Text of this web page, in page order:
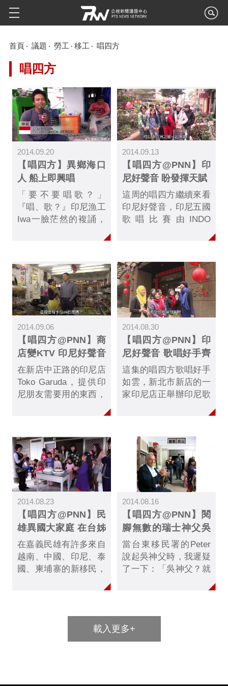
首頁 議題 勞工 移工 唱四方
唱四方
2014.09.20
【唱四方】異鄉海口
人 船上即興唱
「要不要唱歌？」
『唱、歌？』印尼漁工
Iwa一臉茫然的複誦，
大喊，「卡拉OK
Iwa來台灣才兩個月，
聽不懂台語，也只會簡
單的中文，當「唱四
方」邀請他唱歌時，他
一邊整補漁網，一邊夾
雜英、中、印尼文及肢
體語言回應。
2014.09.13
【唱四方@PNN】印
尼好聲音 盼發揮天賦
這周的唱四方繼續來看
印尼好聲音，印尼五國
歌唱比賽由INDO
台灣、香港、韓國、馬
人參加，台灣將有1-2
人能繼續到新加坡參加
總決賽。 INDO
SUARA 的 Mira 說，他
們和在印尼的社會組織
PERINDO合作，且印
尼勞工在台灣的潛力很
大，希望他們可以發揮
天賦。PERINDO的主
席Hariyanto也表示想
找到印尼勞工的天賦，
目。評審則認為這樣的
在自己的社會，可以變
成進入更多表演舞台的
機會，希望能有更多的
印尼朋友能夠參加這
2014.09.06
【唱四方@PNN】商
店變KTV 印尼好聲音
最佳舞台
在新店中正路的印尼店
Toko Garuda，提供印
尼朋友需要用的東西，
等，老闆Yohanes希望
能買到。 店裡更附有
卡拉ok，印尼歌唱比賽
便在這裡舉行，邀請在
台灣、香港、韓國、馬
來西亞、新加坡的印尼
人參加，獲勝的人還能
繼續到新加坡比賽。
2014.08.30
【唱四方@PNN】印
尼好聲音 歌唱好手齊
聚追夢
這集的唱四方歌唱好手
如雲，新北市新店的一
家印尼店正舉辦印尼歌
香港、韓國、馬來西
加，獲勝的人還能繼續
到新加坡比賽，許多喜
歡唱歌的朋友都前來參
加，除了一展歌喉，也
透過鏡頭希望家人朋友
能為他們祝福。
2014.08.23
【唱四方@PNN】民
雄異國大家庭 在台姊
妹好相伴
在嘉義民雄有許多來自
越南、中國、印尼、泰
國、柬埔寨的新移民，
子，作為開記者會、互
還會在這裡一起為小孩
子慶生，彼此感情融
洽，儼然就是一個異國
2014.08.16
【唱四方@PNN】閱
腳無數的瑞士神父吳
若石
當台東移民署的Peter
說起吳神父時，我遲疑
了一下：「吳神父？就
神父』？」「難道還有
呀！滿街都是！」 這
個從小就耳聞的名字太
熟悉了，熟悉到幾乎忘
載入更多+